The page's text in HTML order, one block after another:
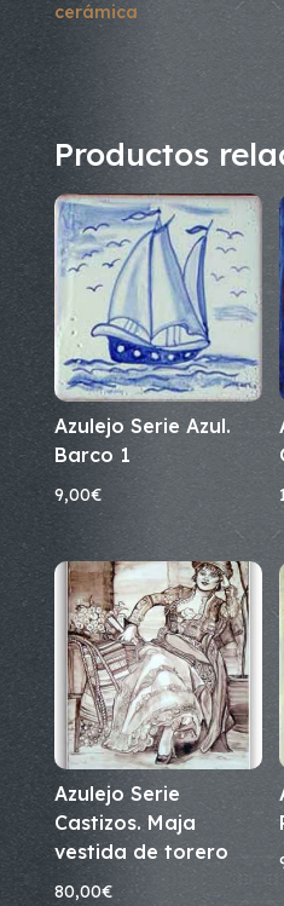
cerámica
Productos
Azulejo Serie Azul.
Barco 1
9,00€
Azulejo Serie
Castizos. Maja
vestida de torero
80,00€